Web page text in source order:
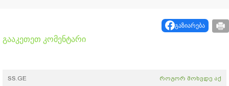
გაზიარება
გააკეთეთ კომენტარი
SS.GE როგორ მოხვდე აქ